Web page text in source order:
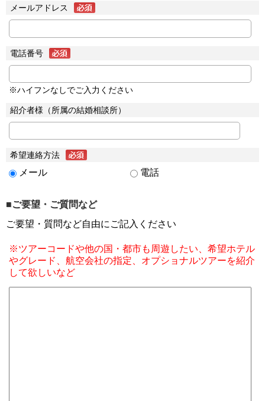
メールアドレス
電話番号
※ハイフンなしでご入力ください
紹介者様（所属の結婚相談所）
希望連絡方法
メール 電話
■ご要望・ご質問など
ご要望・質問など自由にご記入ください
※ツアーコードや他の国・都市も周遊したい、希望ホテル
やグレード、航空会社の指定、オプショナルツアーを紹介
して欲しいなど